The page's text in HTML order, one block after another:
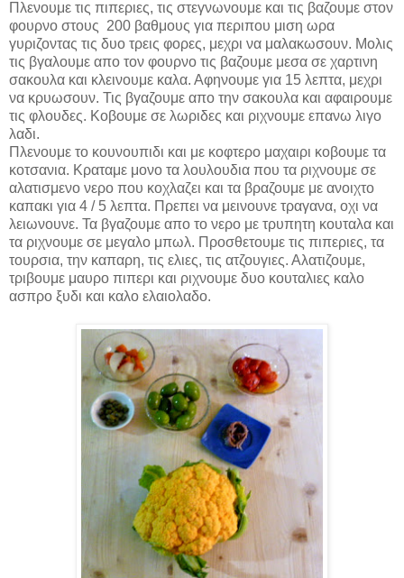
Πλενουμε τις πιπεριες, τις στεγνωνουμε και τις βαζουμε στον
φουρνο στους 200 βαθμους για περιπου μιση ωρα
γυριζοντας τις δυο τρεις φορες, μεχρι να μαλακωσουν. Μολις
τις βγαλουμε απο τον φουρνο τις βαζουμε μεσα σε χαρτινη
σακουλα και κλεινουμε καλα. Αφηνουμε για 15 λεπτα, μεχρι
να κρυωσουν. Τις βγαζουμε απο την σακουλα και αφαιρουμε
τις φλουδες. Κοβουμε σε λωριδες και ριχνουμε επανω λιγο
λαδι.
Πλενουμε το κουνουπιδι και με κοφτερο μαχαιρι κοβουμε τα
κοτσανια. Κραταμε μονο τα λουλουδια που τα ριχνουμε σε
αλατισμενο νερο που κοχλαζει και τα βραζουμε με ανοιχτο
καπακι για 4 / 5 λεπτα. Πρεπει να μεινουνε τραγανα, οχι να
λειωνουνε. Τα βγαζουμε απο το νερο με τρυπητη κουταλα και
τα ριχνουμε σε μεγαλο μπωλ. Προσθετουμε τις πιπεριες, τα
τουρσια, την καπαρη, τις ελιες, τις ατζουγιες. Αλατιζουμε,
τριβουμε μαυρο πιπερι και ριχνουμε δυο κουταλιες καλο
ασπρο ξυδι και καλο ελαιολαδο.